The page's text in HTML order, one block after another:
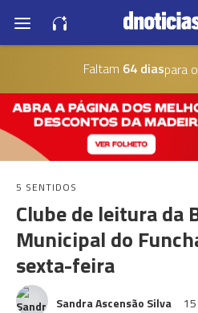
Faltam 64 diaspara
5 SENTIDOS
Clube de leitura da
Municipal do
sexta-feira
Sandra Ascensão Silva